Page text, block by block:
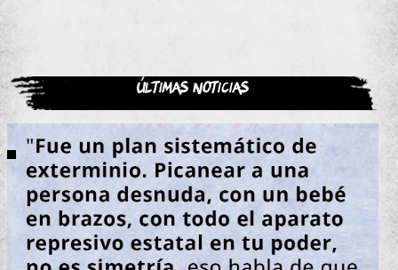
Últimas noticias